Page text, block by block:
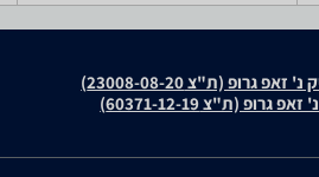
(ת"צ 23008-08-20)
(ת"צ 60371-12-19)